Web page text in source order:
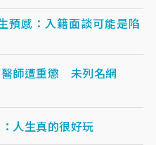
預感：入籍面談可能是陷
師遭重懲 未列名網
人生真的很好玩